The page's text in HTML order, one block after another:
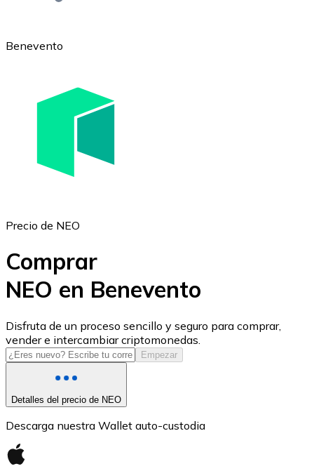
Ethereum
USD Coin
USDC
Benevento
Precio de NEO
Comprar
NEO en Benevento
Disfruta de un proceso sencillo y seguro para comprar,
vender e intercambiar criptomonedas.
Empezar
Detalles del precio de NEO
Descarga nuestra Wallet auto-custodia